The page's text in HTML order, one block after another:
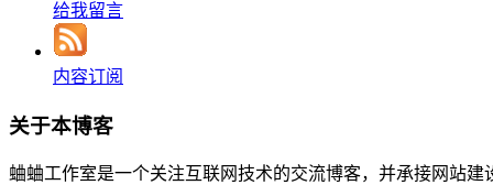
给我留言
内容订阅
关于本博客
蛐蛐工作室是一个关注互联网技术的交流博客，并承接网站建